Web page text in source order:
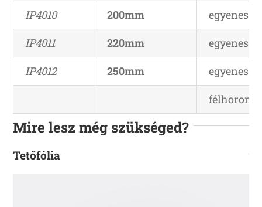
IP4010
200mm
egyenes
IP4011
220mm
egyenes
IP4012
250mm
egyenes
Mire lesz még szükséged?
Tetőfólia